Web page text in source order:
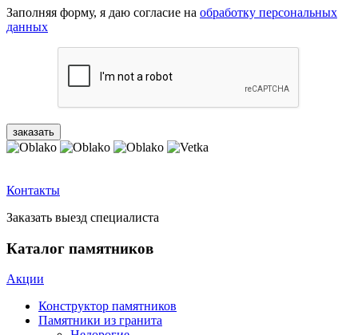
Заполняя форму, я даю согласие на обработку персональных
данных
Контакты
Заказать выезд специалиста
Каталог памятников
Акции
Конструктор памятников
Памятники из гранита